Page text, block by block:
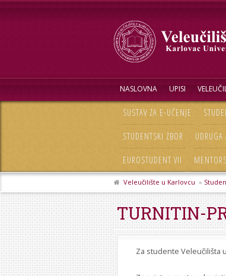
NASLOVNA UPISI
SUSTAV ZA E-UČENJE
STUDENTSKI ZBOR
EUROSTUDENT VII
Veleučilište u Karlovcu »
TURNITIN-
Za studente Veleučilišta